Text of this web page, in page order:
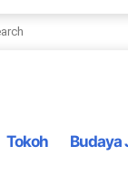
Tokoh Budaya